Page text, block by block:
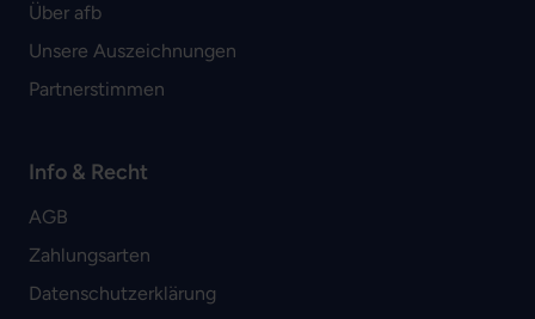
Über afb
Unsere Auszeichnungen
Partnerstimmen
Info & Recht
AGB
Zahlungsarten
Datenschutzerklärung